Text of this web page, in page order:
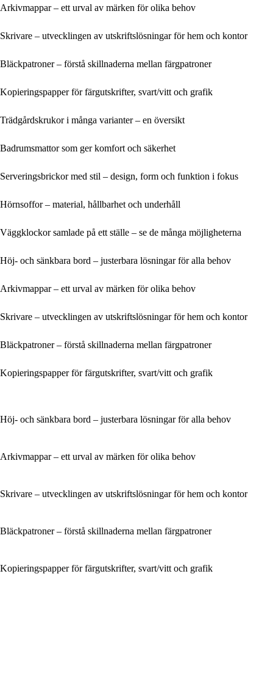
Arkivmappar – ett urval av märken för olika behov
Skrivare – utvecklingen av utskriftslösningar för hem och kontor
Bläckpatroner – förstå skillnaderna mellan färgpatroner
Kopieringspapper för färgutskrifter, svart/vitt och grafik
Trädgårdskrukor i många varianter – en översikt
Badrumsmattor som ger komfort och säkerhet
Serveringsbrickor med stil – design, form och funktion i fokus
Hörnsoffor – material, hållbarhet och underhåll
Väggklockor samlade på ett ställe – se de många möjligheterna
Höj- och sänkbara bord – justerbara lösningar för alla behov
Arkivmappar – ett urval av märken för olika behov
Skrivare – utvecklingen av utskriftslösningar för hem och kontor
Bläckpatroner – förstå skillnaderna mellan färgpatroner
Kopieringspapper för färgutskrifter, svart/vitt och grafik
Höj- och sänkbara bord – justerbara lösningar för alla behov
Arkivmappar – ett urval av märken för olika behov
Skrivare – utvecklingen av utskriftslösningar för hem och kontor
Bläckpatroner – förstå skillnaderna mellan färgpatroner
Kopieringspapper för färgutskrifter, svart/vitt och grafik